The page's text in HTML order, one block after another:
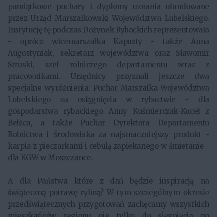
pamiątkowe puchary i dyplomy uznania ufundowane
przez Urząd Marszałkowski Województwa Lubelskiego.
Instytucję tę podczas Dożynek Rybackich reprezentowała
- oprócz wicemarszałka Kapusty - także Anna
Augustyniak, sekretarz województwa oraz Sławomir
Struski, szef rolniczego departamentu wraz z
pracownikami. Urzędnicy przyznali jeszcze dwa
specjalne wyróżnienia: Puchar Marszałka Województwa
Lubelskiego za osiągnięcia w rybactwie - dla
gospodarstwa rybackiego Anny Kuśmierczak-Kuceł z
Bełżca, a także Puchar Dyrektora Departamentu
Rolnictwa i Środowiska za najsmaczniejszy produkt -
karpia z pieczarkami i cebulą zapiekanego w śmietanie -
dla KGW w Moszczance.
A dla Państwa które z dań będzie inspiracją na
świąteczną potrawę rybną? W tym szczególnym okresie
przedświątecznych przygotowań zachęcamy wszystkich